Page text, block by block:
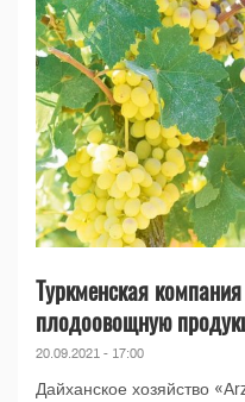
Туркменская
плодоовощную
20.09.2021 - 17:00
Дайханское хозяйство